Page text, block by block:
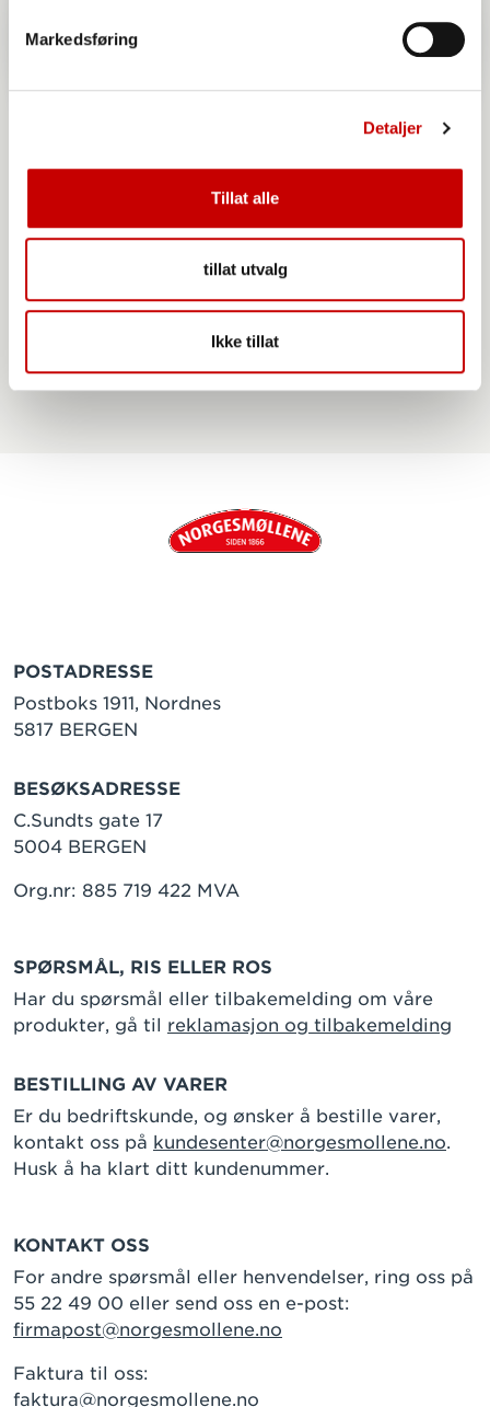
Markedsføring
Detaljer
Tillat alle
tillat utvalg
Ikke tillat
POSTADRESSE
Postboks 1911, Nordnes
5817 BERGEN
BESØKSADRESSE
C.Sundts gate 17
5004 BERGEN
Org.nr: 885 719 422 MVA
SPØRSMÅL, RIS ELLER ROS
Har du spørsmål eller tilbakemelding om våre
produkter, gå til reklamasjon og tilbakemelding
BESTILLING AV VARER
Er du bedriftskunde, og ønsker å bestille varer,
kontakt oss på kundesenter@norgesmollene.no.
Husk å ha klart ditt kundenummer.
KONTAKT OSS
For andre spørsmål eller henvendelser, ring oss på
55 22 49 00 eller send oss en e-post:
firmapost@norgesmollene.no
Faktura til oss:
faktura@norgesmollene.no